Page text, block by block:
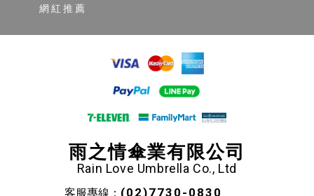
網紅推薦
雨之情傘業有限公司
Rain Love Umbrella Co., Ltd
客服專線： (02)7730-0830